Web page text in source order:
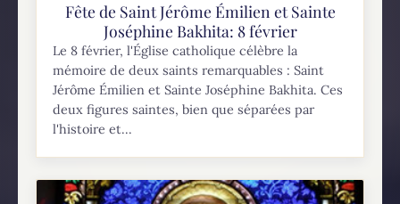
Fête de Saint Jérôme Émilien et Sainte
Joséphine Bakhita: 8 février
Le 8 février, l'Église catholique célèbre la
mémoire de deux saints remarquables : Saint
Jérôme Émilien et Sainte Joséphine Bakhita. Ces
deux figures saintes, bien que séparées par
l'histoire et...